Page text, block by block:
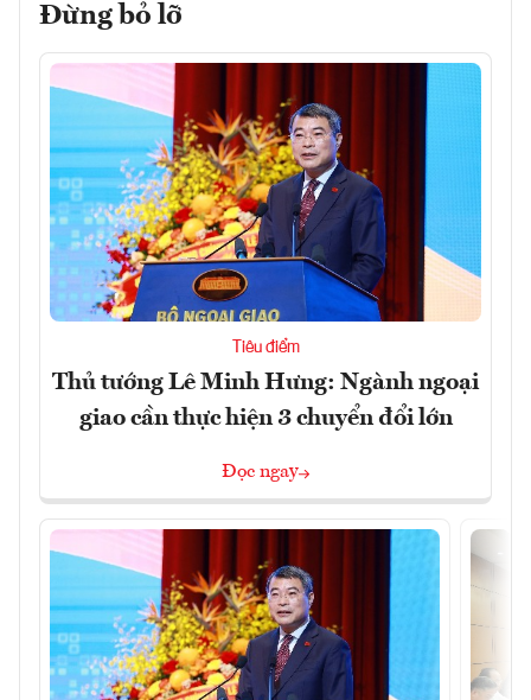
Đừng bỏ lỡ
Tiêu điểm
Thủ tướng Lê Minh Hưng: Ngành ngoại
giao cần thực hiện 3 chuyển đổi lớn
Đọc ngay